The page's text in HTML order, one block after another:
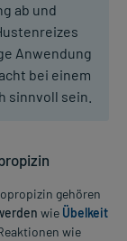
ab und
Anwendung
bei einem
sinnvoll sein.
gehören
wie Übelkeit
wie